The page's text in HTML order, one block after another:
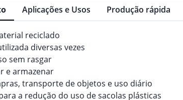
Aplicações e Usos Produção rápida
reciclado
diversas vezes
sem rasgar
e armazenar
transporte de objetos e uso diário
a redução do uso de sacolas plásticas